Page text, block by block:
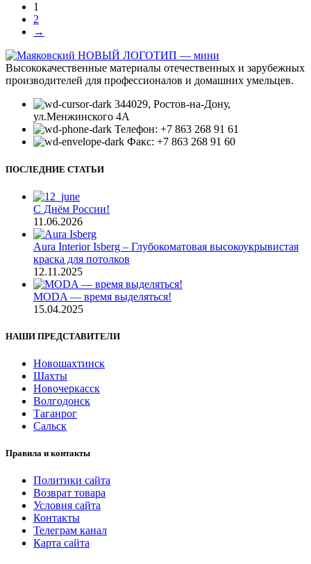
1
2
→
Высококачественные материалы отечественных и зарубежных
производителей для профессионалов и домашних умельцев.
344029, Ростов-на-Дону,
ул.Менжинского 4А
Телефон: +7 863 268 91 61
Факс: +7 863 268 91 60
ПОСЛЕДНИЕ СТАТЬИ
С Днём России!
11.06.2026
Aura Interior Isberg – Глубокоматовая высокоукрывистая
краска для потолков
12.11.2025
MODA — время выделяться!
15.04.2025
НАШИ ПРЕДСТАВИТЕЛИ
Новошахтинск
Шахты
Новочеркасск
Волгодонск
Таганрог
Сальск
Правила и контакты
Политики сайта
Возврат товара
Условия сайта
Контакты
Телеграм канал
Карта сайта